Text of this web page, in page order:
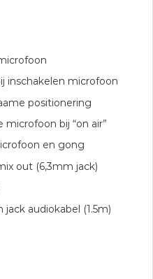
inschakelen microfoon
positionering
bij “on air”
en gong
out (6,3mm jack)
audiokabel (1.5m)